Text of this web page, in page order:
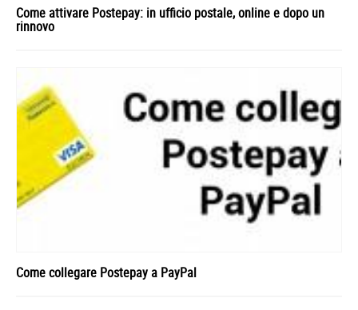
Come attivare Postepay: in ufficio postale, online e dopo un
rinnovo
Come collegare Postepay a PayPal